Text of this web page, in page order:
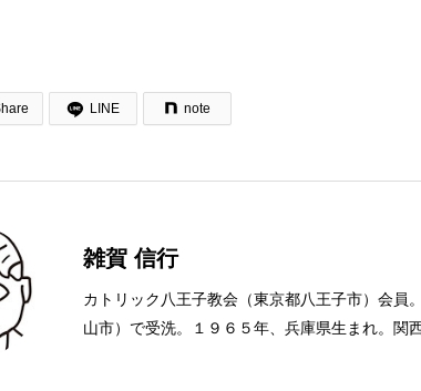
LINE note
雑賀 信行
カトリック八王子教会（東京都八王子市）会員
山市）で受洗。１９６５年、兵庫県生まれ。関